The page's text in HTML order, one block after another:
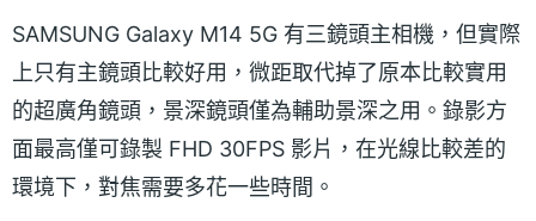
SAMSUNG Galaxy M14 5G 有三鏡頭主相機，但實際
上只有主鏡頭比較好用，微距取代掉了原本比較實用
的超廣角鏡頭，景深鏡頭僅為輔助景深之用。錄影方
面最高僅可錄製 FHD 30FPS 影片，在光線比較差的
環境下，對焦需要多花一些時間。